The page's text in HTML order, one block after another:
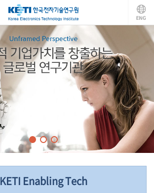
KETI Enabling Tech